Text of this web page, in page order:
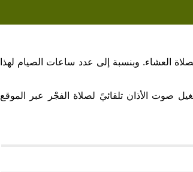
العشاء. وبنسبة إلى عدد ساعات الصيام لهذا
صوت الأذان تلقائيً لصلاة الفجْر عبر الموقع